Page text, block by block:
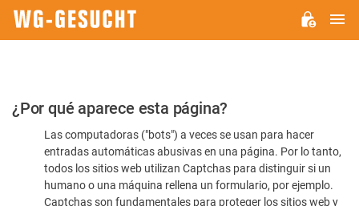
Por
favor,
confirme
¿Por qué aparece esta página?
Las computadoras ("bots") a veces se usan para hacer
entradas automáticas abusivas en una página. Por lo tanto,
todos los sitios web utilizan Captchas para distinguir si un
humano o una máquina rellena un formulario, por ejemplo.
Captchas son fundamentales para proteger los sitios web y